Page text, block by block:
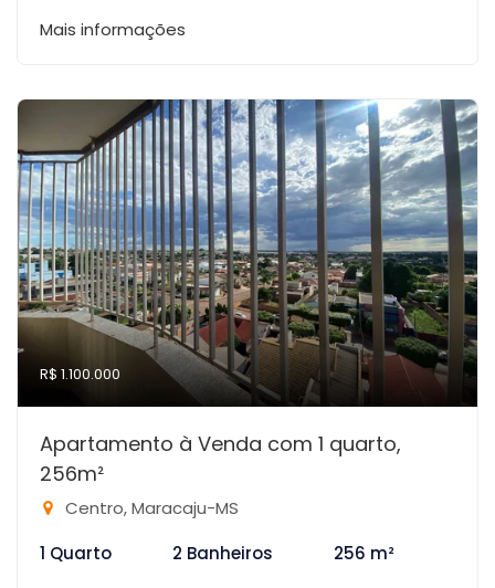
Mais informações
R$ 1.100.000
Apartamento à Venda com 1 quarto,
256m²
Centro, Maracaju-MS
1 Quarto
2 Banheiros 256 m²